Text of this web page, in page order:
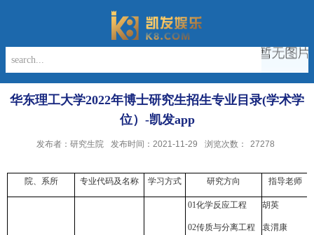
华东理工大学2022年博士研究生招生专业目录(学术学
位）-凯发app
发布者：研究生院 发布时间：2021-11-29 浏览次数： 27278
院、系所 专业代码及名称 学习方式 研究方向 指导老师
01化学反应工程
02传质与分离工程
胡英
袁渭康